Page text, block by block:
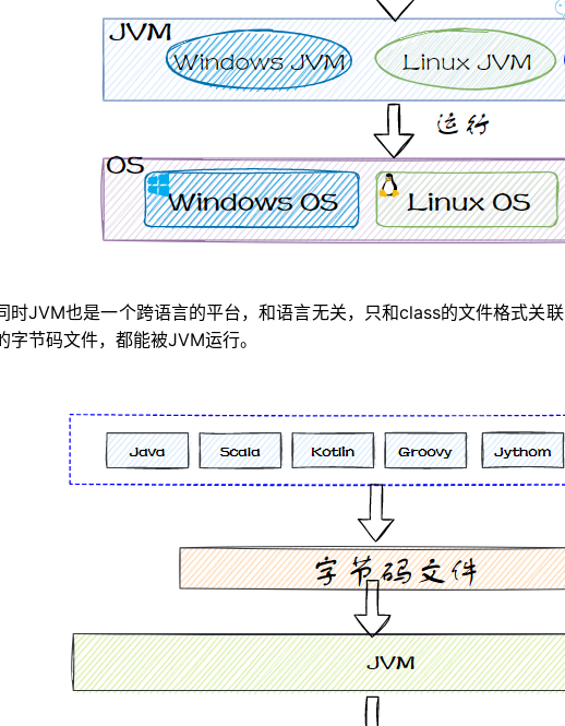
GC、Major GC/Old GC、Mixed GC、Full GC都是什么意思？
收集器的垃圾收集过程吗？
么垃圾收集器？为什么要用它？
如何选择？
的性能监控和故障处理工具？
用过高怎么排查？
时JVM也是一个跨语言的平台，和语言无关，只和class的文件格式关
字节码文件，都能被JVM运行。